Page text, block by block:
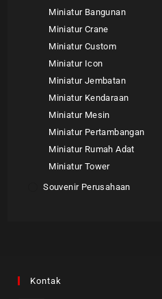
Miniatur Bangunan
Miniatur Crane
Miniatur Custom
Miniatur Icon
Miniatur Jembatan
Miniatur Kendaraan
Miniatur Mesin
Miniatur Pertambangan
Miniatur Rumah Adat
Miniatur Tower
Souvenir Perusahaan
Kontak